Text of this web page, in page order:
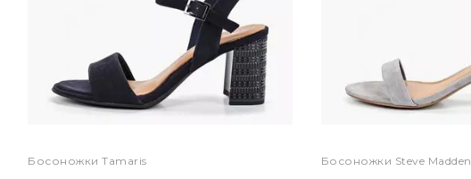
Босоножки Tamaris Босоножки Steve Madden